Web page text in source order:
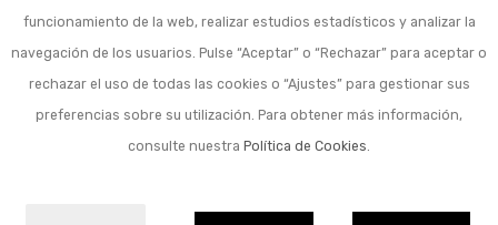
funcionamiento de la web, realizar estudios estadísticos y analizar la
navegación de los usuarios. Pulse “Aceptar” o “Rechazar” para aceptar o
rechazar el uso de todas las cookies o “Ajustes” para gestionar sus
preferencias sobre su utilización. Para obtener más información,
consulte nuestra Política de Cookies.
Spas de exterior
Ordenar por: